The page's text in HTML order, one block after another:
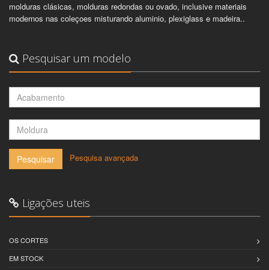
molduras clásicas, molduras redondas ou ovado, inclusive materiais
modernos nas coleçoes misturando aluminio, plexiglass e madeira..
Pesquisar um modelo
Pesquisar Pesquisa avançada
Ligações uteis
OS CORTES
EM STOCK